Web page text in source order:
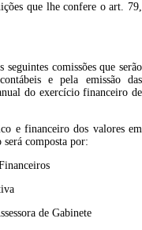
que lhe confere o art. 79,
comissões que serão
e pela emissão das
do exercício financeiro de
e financeiro dos valores em
será composta por:
de Gabinete